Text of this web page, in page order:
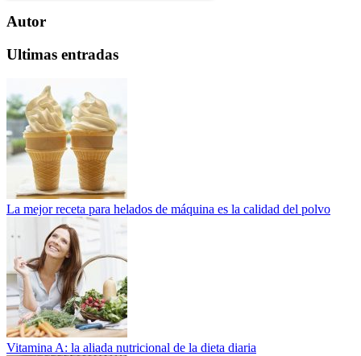
Autor
Ultimas entradas
La mejor receta para helados de máquina es la calidad del polvo
Vitamina A: la aliada nutricional de la dieta diaria